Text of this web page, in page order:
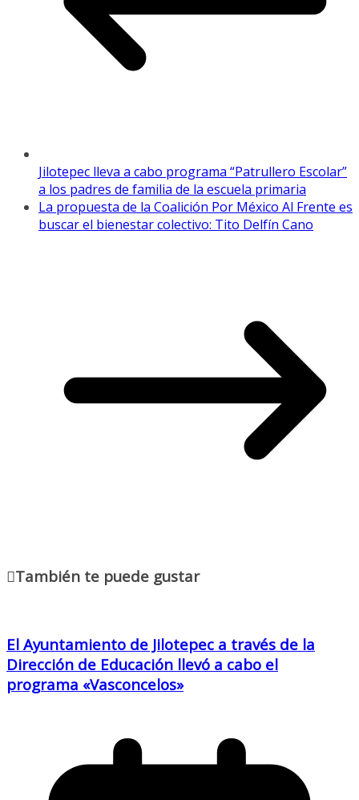
Jilotepec lleva a cabo programa “Patrullero Escolar”
a los padres de familia de la escuela primaria
La propuesta de la Coalición Por México Al Frente es
buscar el bienestar colectivo: Tito Delfín Cano
También te puede gustar
El Ayuntamiento de Jilotepec a través de la
Dirección de Educación llevó a cabo el
programa «Vasconcelos»